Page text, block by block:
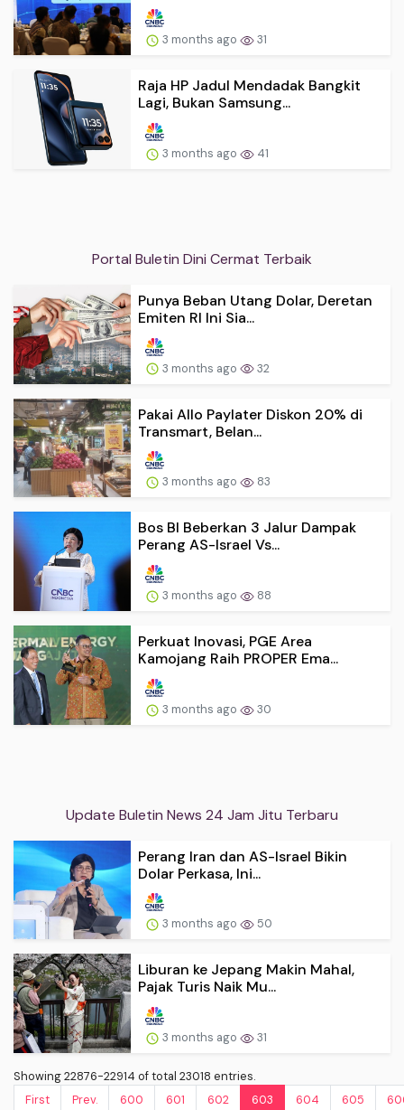
3 months ago 31
Raja HP Jadul Mendadak Bangkit
Lagi, Bukan Samsung...
3 months ago 41
Portal Buletin Dini Cermat Terbaik
Punya Beban Utang Dolar, Deretan
Emiten RI Ini Sia...
3 months ago 32
Pakai Allo Paylater Diskon 20% di
Transmart, Belan...
3 months ago 83
Bos BI Beberkan 3 Jalur Dampak
Perang AS-Israel Vs...
3 months ago 88
Perkuat Inovasi, PGE Area
Kamojang Raih PROPER Ema...
3 months ago 30
Update Buletin News 24 Jam Jitu Terbaru
Perang Iran dan AS-Israel Bikin
Dolar Perkasa, Ini...
3 months ago 50
Liburan ke Jepang Makin Mahal,
Pajak Turis Naik Mu...
3 months ago 31
Showing 22876-22914 of total 23018 entries.
First
Prev. 600 601 602 603 604 605